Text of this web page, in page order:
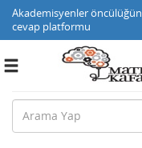
Akademisyenler
cevap platformu
Toggle